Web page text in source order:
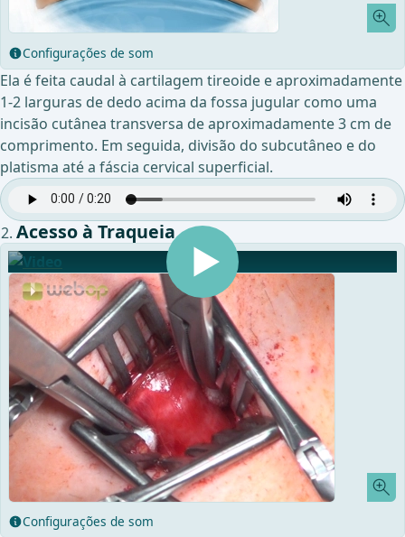
Configurações de som
Ela é feita caudal à cartilagem tireoide e aproximadamente
1-2 larguras de dedo acima da fossa jugular como uma
incisão cutânea transversa de aproximadamente 3 cm de
comprimento. Em seguida, divisão do subcutâneo e do
platisma até a fáscia cervical superficial.
Acesso à Traqueia
Configurações de som